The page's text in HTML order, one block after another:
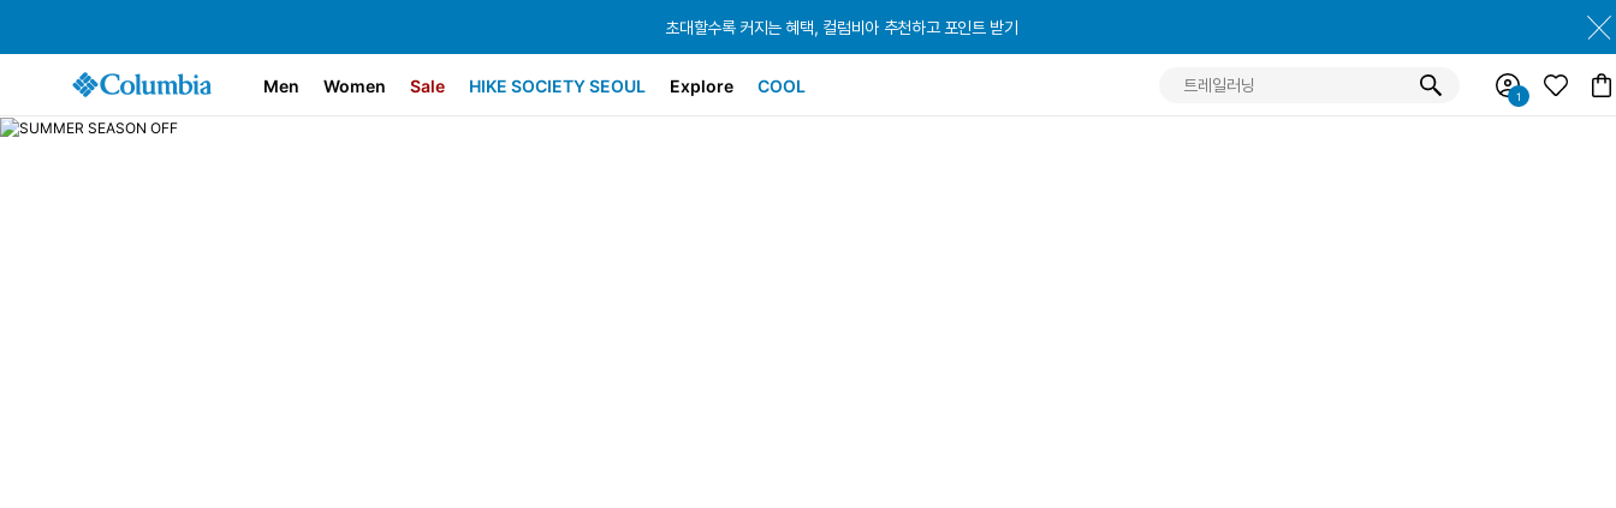
초대할수록 커지는 혜택, 컬럼비아 추천하고 포인트 받기
초대할수록 커지는 혜택, 컬럼비아 추천하고 포인트 받기
초대할수록 커지는 혜택, 컬럼비아 추천하고 포인트 받기
Men Women Sale HIKE SOCIETY SEOUL Explore COOL